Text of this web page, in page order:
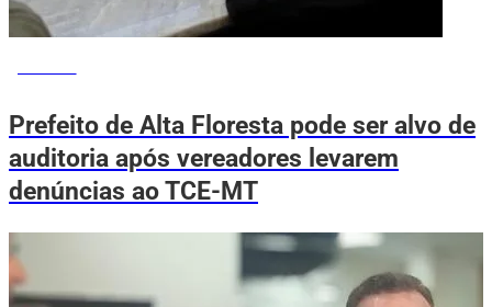
Prefeito de Alta Floresta pode ser alvo de
auditoria após vereadores levarem
denúncias ao TCE-MT